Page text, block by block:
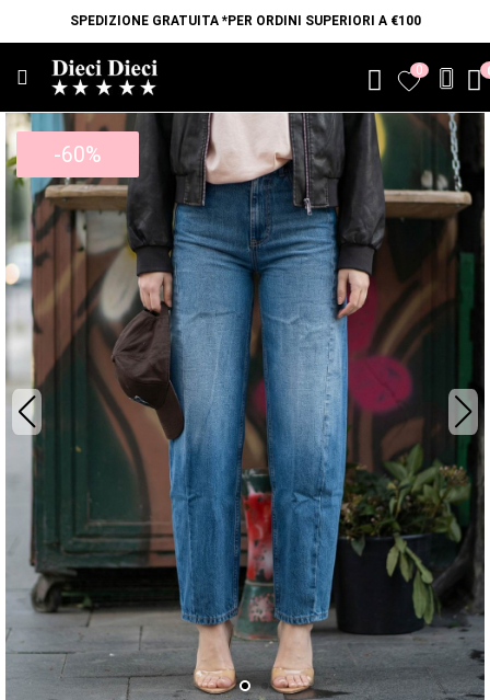
SPEDIZIONE GRATUITA *PER ORDINI SUPERIORI A €100
favorite0
-60%